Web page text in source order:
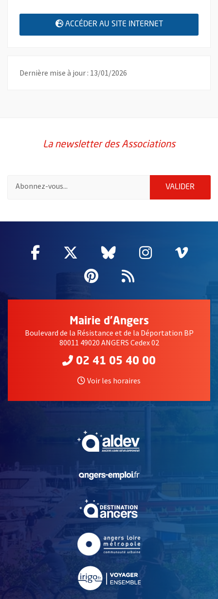
ACCÉDER AU SITE INTERNET , OUVRE UNE
Dernière mise à jour : 13/01/2026
La newsletter des Associations
VALIDER
Facebook
, Ouvre une nouvelle fenêtre
Twitter
, Ouvre une nouvelle
Bluesky
, Ouvre une
Instagram
, Ouvre
,
Pinterest
, Ouvre une
Flux RSS
Mairie d'Angers
Boulevard de la Résistance et de la Déportation BP
80011 49020 ANGERS Cedex 02
02 41 05 40 00
Voir les horaires
, Ouvre une nouvelle
, Ouvre une nouvelle